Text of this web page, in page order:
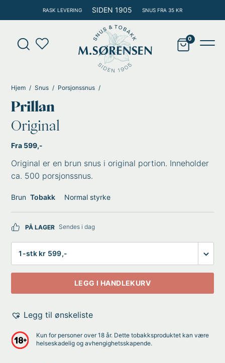
rett
innholdet
RASK LEVERING SIDEN 1905 SNUS FRA 35 KR
Products
search
Hjem Snus Porsjonssnus
Prillan
Original
Fra 599,-
Original er en brun snus i original portion. Inneholder
ca. 500 porsjonssnus.
Brun Tobakk Normal styrke
PÅ LAGER Sendes i dag
LEGG I HANDLEKURV
Legg til ønskeliste
Kun for personer over 18 år. Dette tobakksproduktet kan være
helseskadelig og avhengighetsskapende.